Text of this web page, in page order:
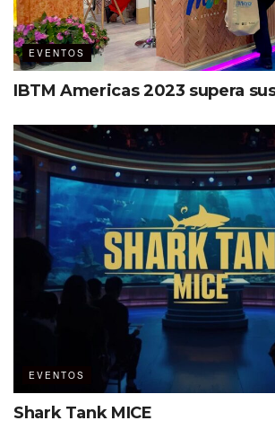
#Inclusión
Etiquetas: Accesibilidad Destacados
EVENTOS
IBTM Americas 2023 supera
EVENTOS
Shark Tank MICE